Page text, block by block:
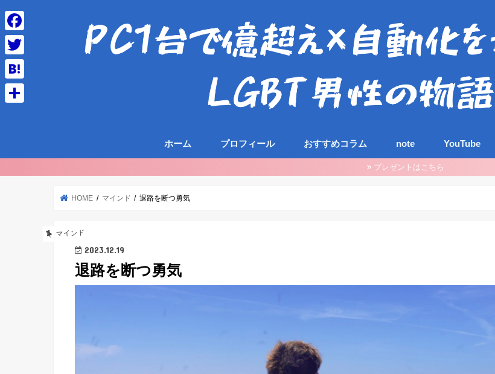
ホーム プロフィール おすすめコラム note YouTube
プレゼントはこちら
HOME マインド 退路を断つ勇気
マインド
2023.12.19
退路を断つ勇気
F
a
c
e
o
k
T
w
i
e
H